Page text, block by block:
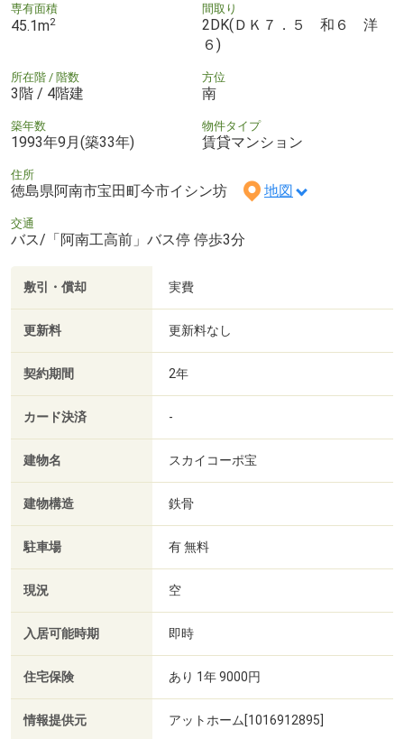
専有面積
45.1m2
間取り
2DK(ＤＫ７．５ 和６ 洋
６)
所在階 / 階数
3階 / 4階建
方位
南
築年数
1993年9月(築33年)
物件タイプ
賃貸マンション
住所
徳島県阿南市宝田町今市イシン坊 地図
交通
バス/「阿南工高前」バス停 停歩3分
敷引・償却 実費
更新料 更新料なし
契約期間 2年
カード決済 -
建物名 スカイコーポ宝
建物構造 鉄骨
駐車場 有 無料
現況 空
入居可能時期 即時
住宅保険 あり 1年 9000円
情報提供元 アットホーム[1016912895]